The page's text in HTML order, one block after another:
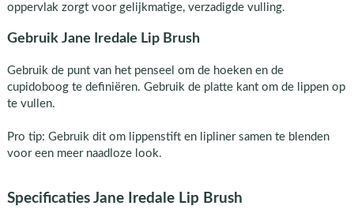
oppervlak zorgt voor gelijkmatige, verzadigde vulling.
Gebruik Jane Iredale Lip Brush
Gebruik de punt van het penseel om de hoeken en de
cupidoboog te definiëren. Gebruik de platte kant om de lippen op
te vullen.
Pro tip: Gebruik dit om lippenstift en lipliner samen te blenden
voor een meer naadloze look.
Specificaties Jane Iredale Lip Brush